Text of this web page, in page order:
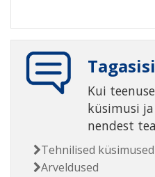
Kui
küsimusi
nendest
Tehnilised küsimused
Arveldused